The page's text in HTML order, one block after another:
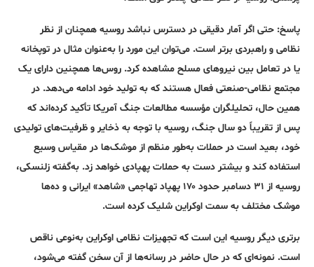
پاسخ: حتی اگر آمار دقیقی در دسترس نباشد روسیه همچنان از نظر
نظامی و راهبردی برتر است. می‌توان این مورد را به‌عنوان مثال در توپخانه
یا در تعامل بین نیروهای مسلح مشاهده کرد. روس‌ها همچنین دارای یک
مجتمع نظامی-صنعتی فعال هستند که به تولید خود ادامه می‌دهد. در
همین حال، تحلیلگران مؤسسه مطالعات جنگ آمریکا تأکید کرده‌اند که
پس از تقریباً دو سال جنگ، روسیه با توجه به ذخایر و ظرفیت‌های تولیدی
خود، بعید است در حملات به‌طور منظم از موشک‌ها در مقیاس وسیع
استفاده کند و بیشتر دست به حملات پهپادی خواهد زد. به‌گفته زلنسکی،
روسیه از ۳۱ دسامبر حدود ۱۷۰ پهپاد تهاجمی «شاهد» ایرانی و ده‌ها
موشک مختلف به سمت اوکراین شلیک کرده است.
برتری دیگر روسیه این است که تجهیزات نظامی اوکراین به‌نوعی ناقص
است. نمونه‌ای که در حال حاضر در رسانه‌ها از آن سخن گفته می‌شود،